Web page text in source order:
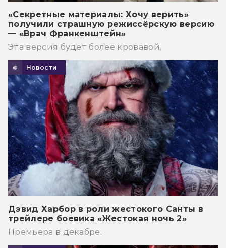
«Секретные материалы: Хочу верить»
получили страшную режиссёрскую версию
— «Врач Франкенштейн»
Эта версия будет более кровавой.
Новости
Дэвид Харбор в роли жестокого Санты в
трейлере боевика «Жестокая ночь 2»
Премьера в декабре.